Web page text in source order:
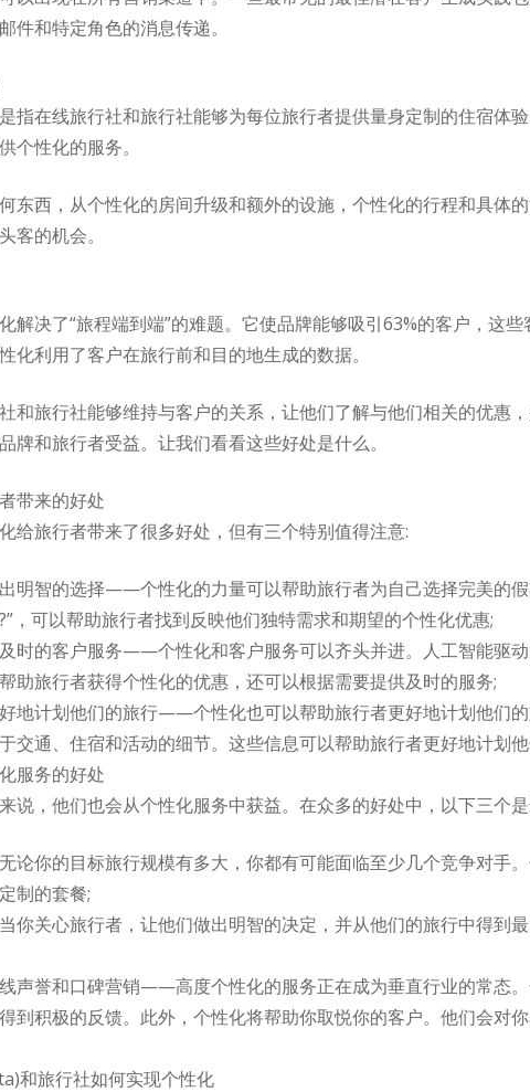
件和特定角色的消息传递。
指在线旅行社和旅行社能够为每位旅行者提供量身定制的住宿体
个性化的服务。
东西，从个性化的房间升级和额外的设施，个性化的行程和具体
客的机会。
解决了“旅程端到端”的难题。它使品牌能够吸引63%的客户，这
化利用了客户在旅行前和目的地生成的数据。
和旅行社能够维持与客户的关系，让他们了解与他们相关的优惠
牌和旅行者受益。让我们看看这些好处是什么。
带来的好处
给旅行者带来了很多好处，但有三个特别值得注意:
明智的选择——个性化的力量可以帮助旅行者为自己选择完美的假
，可以帮助旅行者找到反映他们独特需求和期望的个性化优惠;
时的客户服务——个性化和客户服务可以齐头并进。人工智能驱
助旅行者获得个性化的优惠，还可以根据需要提供及时的服务;
地计划他们的旅行——个性化也可以帮助旅行者更好地计划他们
交通、住宿和活动的细节。这些信息可以帮助旅行者更好地计划
服务的好处
说，他们也会从个性化服务中获益。在众多的好处中，以下三个
你的目标旅行规模有多大，你都有可能面临至少几个竞争对手
制的套餐;
关心旅行者，让他们做出明智的决定，并从他们的旅行中得到
声誉和口碑营销——高度个性化的服务正在成为垂直行业的常态
到积极的反馈。此外，个性化将帮助你取悦你的客户。他们会对
和旅行社如何实现个性化